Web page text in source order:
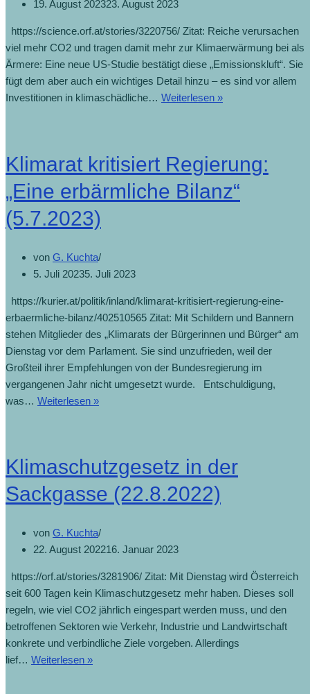
19. August 202323. August 2023
https://science.orf.at/stories/3220756/ Zitat: Reiche verursachen
viel mehr CO2 und tragen damit mehr zur Klimaerwärmung bei als
Ärmere: Eine neue US-Studie bestätigt diese „Emissionskluft“. Sie
fügt dem aber auch ein wichtiges Detail hinzu – es sind vor allem
Investitionen in klimaschädliche… Weiterlesen »Aktien
CO2-
(19.8.2023)
Klimarat kritisiert Regierung:
„Eine erbärmliche Bilanz“
(5.7.2023)
von G. Kuchta
5. Juli 20235. Juli 2023
https://kurier.at/politik/inland/klimarat-kritisiert-regierung-eine-
erbaermliche-bilanz/402510565 Zitat: Mit Schildern und Bannern
stehen Mitglieder des „Klimarats der Bürgerinnen und Bürger“ am
Dienstag vor dem Parlament. Sie sind unzufrieden, weil der
Großteil ihrer Empfehlungen von der Bundesregierung im
vergangenen Jahr nicht umgesetzt wurde. Entschuldigung,
was… Weiterlesen »Klimarat
erbärmliche
Bilanz“
(5.7.2023)
Klimaschutzgesetz in der
Sackgasse (22.8.2022)
von G. Kuchta
22. August 202216. Januar 2023
https://orf.at/stories/3281906/ Zitat: Mit Dienstag wird Österreich
seit 600 Tagen kein Klimaschutzgesetz mehr haben. Dieses soll
regeln, wie viel CO2 jährlich eingespart werden muss, und den
betroffenen Sektoren wie Verkehr, Industrie und Landwirtschaft
konkrete und verbindliche Ziele vorgeben. Allerdings
lief… Weiterlesen »Klimaschutzgesetz